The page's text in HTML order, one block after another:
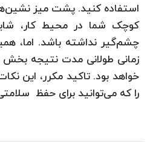
استفاده کنید. پشت میز
کوچک شما در محیط کار،
چشم‌گیر نداشته باشد. اما،
زمانی طولانی مدت نتیجه بخش
خواهد بود. تاکید مکرر، این
را که می‌توانید برای حفظ